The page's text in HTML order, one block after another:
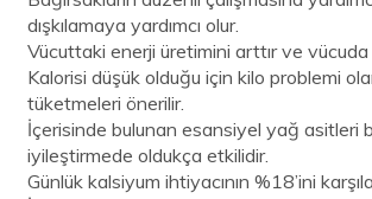
dışkılamaya yardımcı olur.
Vücuttaki enerji üretimini arttır ve
Kalorisi düşük olduğu için kilo problemi
tüketmeleri önerilir.
İçerisinde bulunan esansiyel yağ asitleri
iyileştirmede oldukça etkilidir.
Günlük kalsiyum ihtiyacının %18’ini